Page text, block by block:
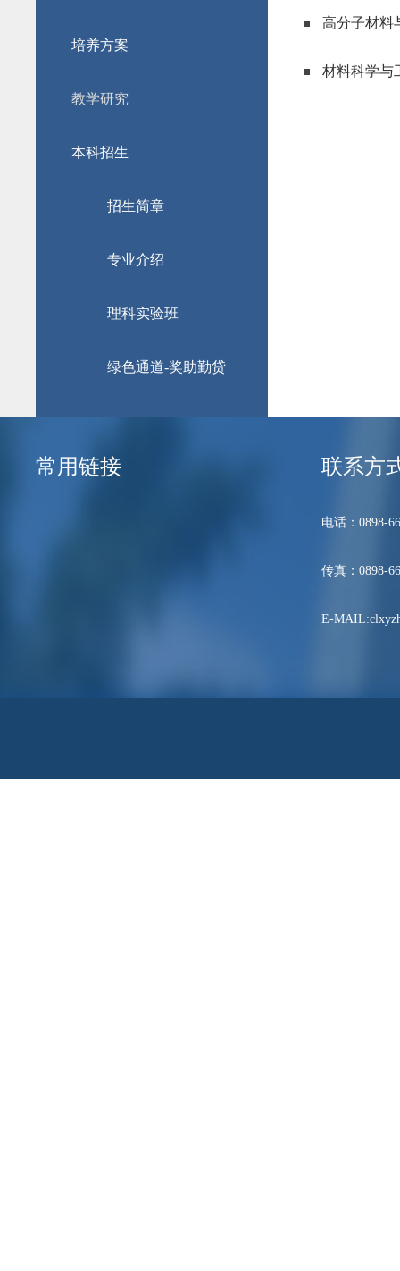
培养方案
教学研究
本科招生
招生简章
专业介绍
理科实验班
绿色通道-奖助勤贷
高分子材料
材料科学与
常用链接 联系方
电话：0898-
传真：0898-
E-